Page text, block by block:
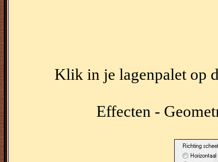
Klik in je lagenpalet op
Effecten -